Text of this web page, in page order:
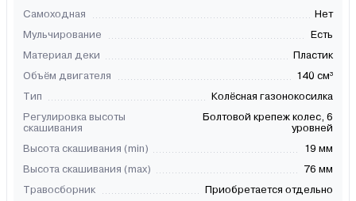
Самоходная
Нет
Мульчирование
Есть
Материал деки
Пластик
Объём двигателя
140 см³
Тип
Колёсная газонокосилка
Регулировка высоты
скашивания
Болтовой крепеж колес, 6
уровней
Высота скашивания (min)
19 мм
Высота скашивания (max)
76 мм
Травосборник
Приобретается отдельно